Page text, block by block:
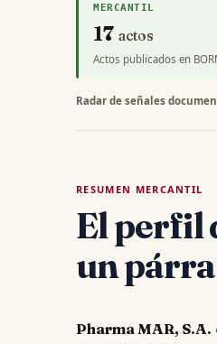
MERCANTIL
17 actos
Actos publicados en
Radar de señales
RESUMEN MERCANTIL
El perfil
un
Pharma MAR, S.A.